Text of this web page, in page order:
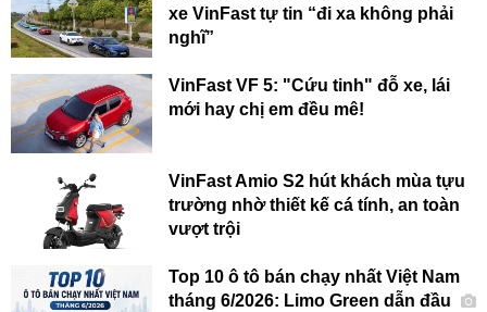
xe VinFast tự tin “đi xa không phải
nghĩ”
VinFast VF 5: "Cứu tinh" đỗ xe, lái
mới hay chị em đều mê!
VinFast Amio S2 hút khách mùa tựu
trường nhờ thiết kế cá tính, an toàn
vượt trội
Top 10 ô tô bán chạy nhất Việt Nam
tháng 6/2026: Limo Green dẫn đầu